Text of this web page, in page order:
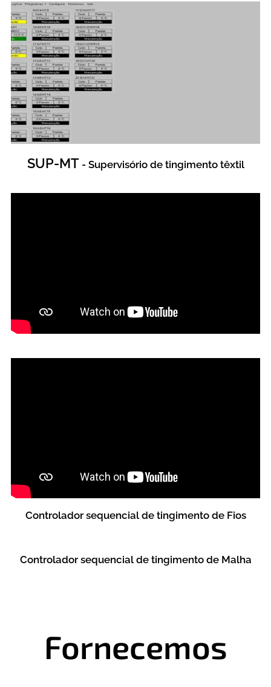
SUP-MT - Supervisório de tingimento têxtil
Controlador sequencial de tingimento de Fios
Controlador sequencial de tingimento de Malha
Fornecemos